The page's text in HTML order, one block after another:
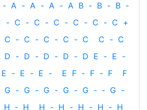
‐ A - A - A - A B - B - B -
- C - C - C - C - C - C +
C - C - C - C - C C - C
D - D - D - D - D E - E -
E - E - E - E F - F - F
F
G - G - G - G - G - ‐ G -
H ‐ H H - H - H - H - H